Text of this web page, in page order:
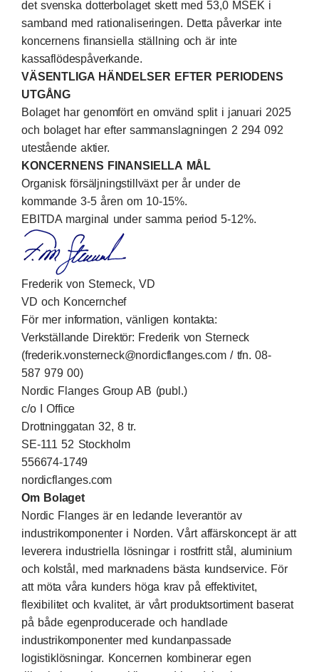
det svenska dotterbolaget skett med 53,0 MSEK i
samband med rationaliseringen. Detta påverkar inte
koncernens finansiella ställning och är inte
kassaflödespåverkande.
VÄSENTLIGA HÄNDELSER EFTER PERIODENS
UTGÅNG
Bolaget har genomfört en omvänd split i januari 2025
och bolaget har efter sammanslagningen 2 294 092
utestående aktier.
KONCERNENS FINANSIELLA MÅL
Organisk försäljningstillväxt per år under de
kommande 3-5 åren om 10-15%.
EBITDA marginal under samma period 5-12%.
Frederik von Sterneck, VD
VD och Koncernchef
För mer information, vänligen kontakta:
Verkställande Direktör: Frederik von Sterneck
(frederik.vonsterneck@nordicflanges.com/ tfn. 08-
587 979 00)
Nordic Flanges Group AB (publ.)
c/o I Office
Drottninggatan 32, 8 tr.
SE-111 52 Stockholm
556674-1749
nordicflanges.com
Om Bolaget
Nordic Flanges är en ledande leverantör av
industrikomponenter i Norden. Vårt affärskoncept är att
leverera industriella lösningar i rostfritt stål, aluminium
och kolstål, med marknadens bästa kundservice. För
att möta våra kunders höga krav på effektivitet,
flexibilitet och kvalitet, är vårt produktsortiment baserat
på både egenproducerade och handlade
industrikomponenter med kundanpassade
logistiklösningar. Koncernen kombinerar egen